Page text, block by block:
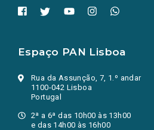
Espaço PAN Lisboa
Rua da Assunção, 7, 1.º andar
1100-042 Lisboa
Portugal
2ª a 6ª das 10h00 às 13h00
e das 14h00 às 16h00